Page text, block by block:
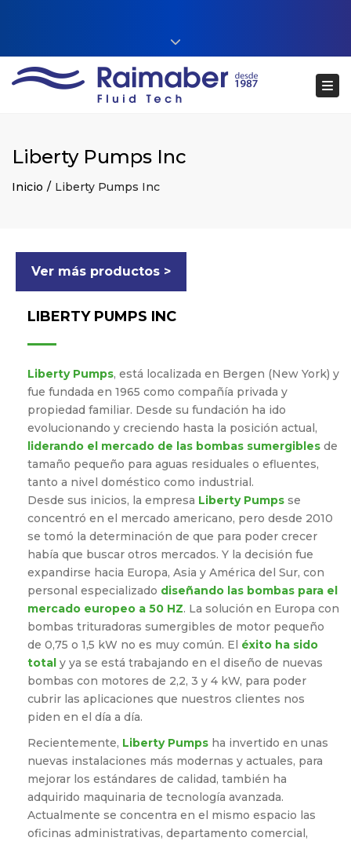
web@raimaberfluidtech.com
Close top bar
Liberty Pumps Inc
Inicio Liberty Pumps Inc
Ver más productos >
LIBERTY PUMPS INC
Liberty Pumps, está localizada en Bergen (New York) y
fue fundada en 1965 como compañía privada y
propiedad familiar. Desde su fundación ha ido
evolucionando y creciendo hasta la posición actual,
liderando el mercado de las bombas sumergibles de
tamaño pequeño para aguas residuales o efluentes,
tanto a nivel doméstico como industrial.
Desde sus inicios, la empresa Liberty Pumps se
concentró en el mercado americano, pero desde 2010
se tomó la determinación de que para poder crecer
había que buscar otros mercados. Y la decisión fue
expandirse hacia Europa, Asia y América del Sur, con
personal especializado diseñando las bombas para el
mercado europeo a 50 HZ. La solución en Europa con
bombas trituradoras sumergibles de motor pequeño
de 0,75 o 1,5 kW no es muy común. El éxito ha sido
total y ya se está trabajando en el diseño de nuevas
bombas con motores de 2,2, 3 y 4 kW, para poder
cubrir las aplicaciones que nuestros clientes nos
piden en el día a día.
Recientemente, Liberty Pumps ha invertido en unas
nuevas instalaciones más modernas y actuales, para
mejorar los estándares de calidad, también ha
adquirido maquinaria de tecnología avanzada.
Actualmente se concentra en el mismo espacio las
oficinas administrativas, departamento comercial,